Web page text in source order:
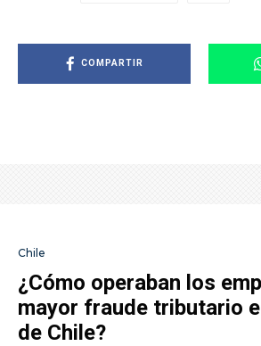
COMPARTIR
Chile
¿Cómo operaban los
mayor fraude tributario
de Chile?